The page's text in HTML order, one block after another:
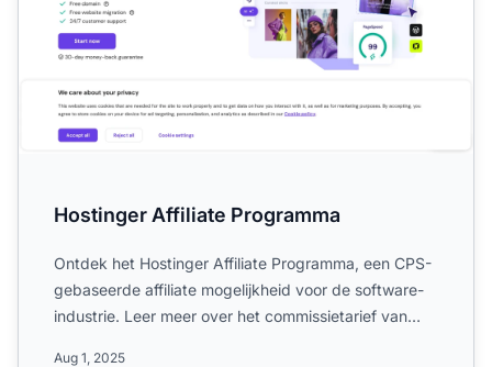
Hostinger Affiliate Programma
Ontdek het Hostinger Affiliate Programma, een CPS-
gebaseerde affiliate mogelijkheid voor de software-
industrie. Leer meer over het commissietarief van
Aug 1, 2025